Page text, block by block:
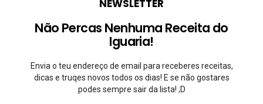
NEWSLETTER
Não Percas Nenhuma Receita do
Iguaria!
Envia o teu endereço de email para receberes receitas,
dicas e truqes novos todos os dias! E se não gostares
podes sempre sair da lista! ;D